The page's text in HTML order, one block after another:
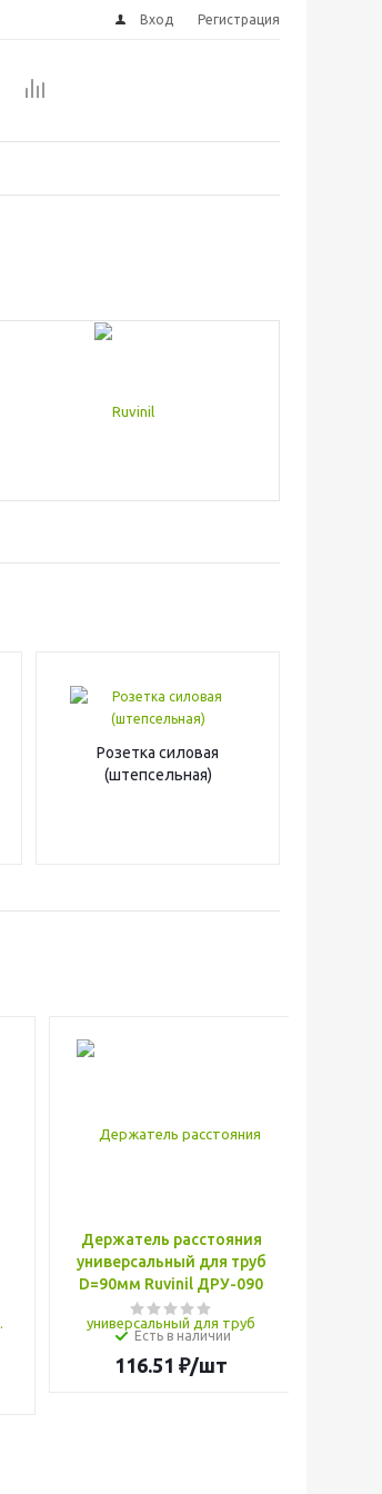
Вход Регистрация
Розетка силовая
(штепсельная)
Держатель расстояния
универсальный для труб
D=90мм Ruvinil ДРУ-090
Есть в наличии
116.51 ₽/шт